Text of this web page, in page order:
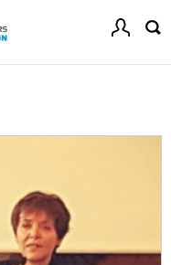
pour vous tenir